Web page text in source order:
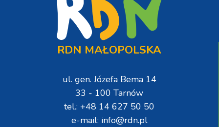
RDN MAŁOPOLSKA
ul. gen. Józefa Bema 14
33 - 100 Tarnów
tel.: +48 14 627 50 50
e-mail: info@rdn.pl